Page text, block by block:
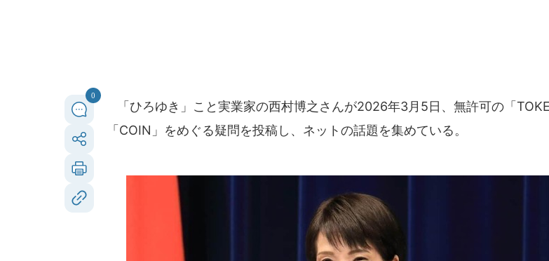
0
「ひろゆき」こと実業家の西村博之さんが2026年3月5日、無許可の「
「COIN」をめぐる疑問を投稿し、ネットの話題を集めている。